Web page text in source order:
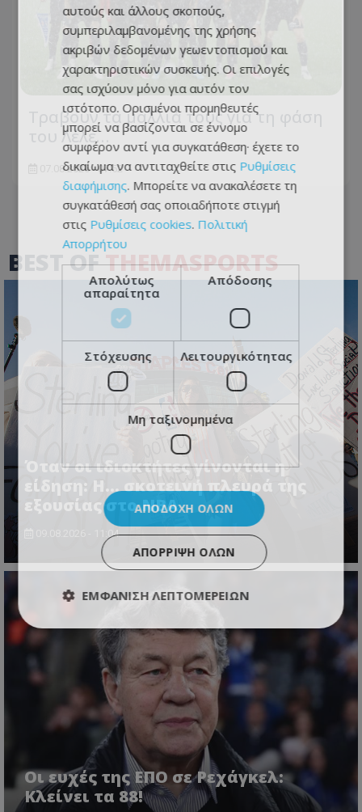
Τραβούν τα μαλλιά τους για τη φάση
του Λέλε…
07.08.2026 - 07:52
BEST OFTHEMASPORTS
Όταν οι ιδιοκτήτες γίνονται η
είδηση: Η… σκοτεινή πλευρά της
εξουσίας στο NBA
09.08.2026 - 11:04
Οι ευχές της ΕΠΟ σε Ρεχάγκελ:
Κλείνει τα 88!
αυτούς και άλλους σκοπούς,
συμπεριλαμβανομένης της χρήσης
ακριβών δεδομένων γεωεντοπισμού και
χαρακτηριστικών συσκευής. Οι επιλογές
σας ισχύουν μόνο για αυτόν τον
ιστότοπο. Ορισμένοι προμηθευτές
μπορεί να βασίζονται σε έννομο
συμφέρον αντί για συγκατάθεση· έχετε το
δικαίωμα να αντιταχθείτε στις Ρυθμίσεις
διαφήμισης. Μπορείτε να ανακαλέσετε τη
συγκατάθεσή σας οποιαδήποτε στιγμή
στις Ρυθμίσεις cookies. Πολιτική
Απορρήτου
Απολύτως
απαραίτητα
Απόδοσης
Στόχευσης Λειτουργικότητας
Μη ταξινομημένα
ΑΠΟΔΟΧΉ ΌΛΩΝ
ΑΠΌΡΡΙΨΗ ΌΛΩΝ
ΕΜΦΆΝΙΣΗ ΛΕΠΤΟΜΕΡΕΙΏΝ